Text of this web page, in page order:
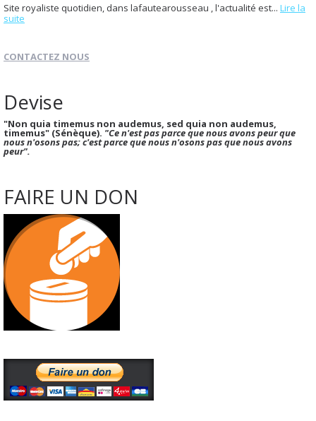
Site royaliste quotidien, dans lafautearousseau , l'actualité est... Lire la
suite
CONTACTEZ NOUS
Devise
"Non quia timemus non audemus, sed quia non audemus,
timemus" (Sénèque). "Ce n'est pas parce que nous avons peur que
nous n'osons pas; c'est parce que nous n'osons pas que nous avons
peur".
FAIRE UN DON